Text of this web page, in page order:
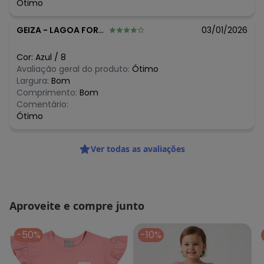
Ótimo
GEIZA - LAGOA FORMOSA - MG 03/01/2026
Cor: Azul / 8
Avaliação geral do produto: Ótimo
Largura: Bom
Comprimento: Bom
Comentário:
Ótimo
Ver todas as avaliações
Aproveite e compre junto
-50% -10%